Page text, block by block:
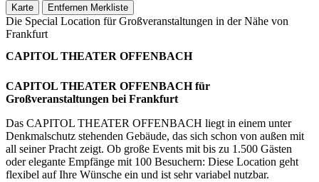
Karte Entfernen Merkliste
Die Special Location für Großveranstaltungen in der Nähe von
Frankfurt
CAPITOL THEATER OFFENBACH
CAPITOL THEATER OFFENBACH für
Großveranstaltungen bei Frankfurt
Das CAPITOL THEATER OFFENBACH liegt in einem unter
Denkmalschutz stehenden Gebäude, das sich schon von außen mit
all seiner Pracht zeigt. Ob große Events mit bis zu 1.500 Gästen
oder elegante Empfänge mit 100 Besuchern: Diese Location geht
flexibel auf Ihre Wünsche ein und ist sehr variabel nutzbar.